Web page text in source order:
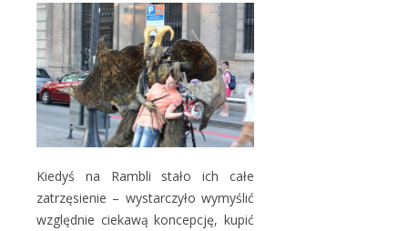
Kiedyś na Rambli stało ich całe
zatrzęsienie – wystarczyło wymyślić
względnie ciekawą koncepcję, kupić